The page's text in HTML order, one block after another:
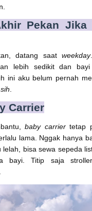
Pekan Jika
datang saat weekday
lebih sedikit dan
ini aku belum pernah
sih
Carrier
baby carriertetap
lama. Nggak hanya
lelah, bisa sewa sepeda
bayi. Titip saja